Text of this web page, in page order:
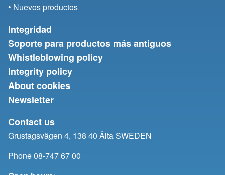
• Nuevos productos
Integridad
Soporte para productos más antiguos
Whistleblowing policy
Integrity policy
About cookies
Newsletter
Contact us
Grustagsvägen 4, 138 40 Älta SWEDEN
Phone 08-747 67 00